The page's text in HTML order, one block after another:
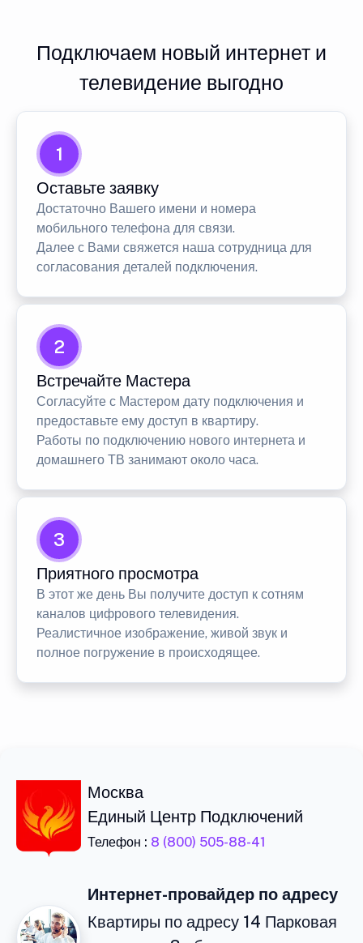
Подключаем новый интернет и
телевидение выгодно
1
Оставьте заявку
Достаточно Вашего имени и номера
мобильного телефона для связи.
Далее с Вами свяжется наша сотрудница для
согласования деталей подключения.
2
Встречайте Мастера
Согласуйте с Мастером дату подключения и
предоставьте ему доступ в квартиру.
Работы по подключению нового интернета и
домашнего ТВ занимают около часа.
3
Приятного просмотра
В этот же день Вы получите доступ к сотням
каналов цифрового телевидения.
Реалистичное изображение, живой звук и
полное погружение в происходящее.
Москва
Единый Центр Подключений
Телефон : 8 (800) 505-88-41
Интернет-провайдер по адресу
Квартиры по адресу 14 Парковая